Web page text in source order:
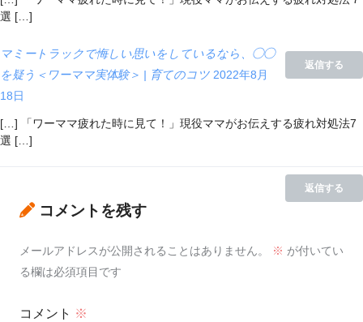
選 […]
返信する
マミートラックで悔しい思いをしているなら、◯◯
を疑う＜ワーママ実体験＞ | 育てのコツ 2022年8月
18日
[…] 「ワーママ疲れた時に見て！」現役ママがお伝えする疲れ対処法7
選 […]
返信する
コメントを残す
メールアドレスが公開されることはありません。 ※ が付いてい
る欄は必須項目です
コメント ※